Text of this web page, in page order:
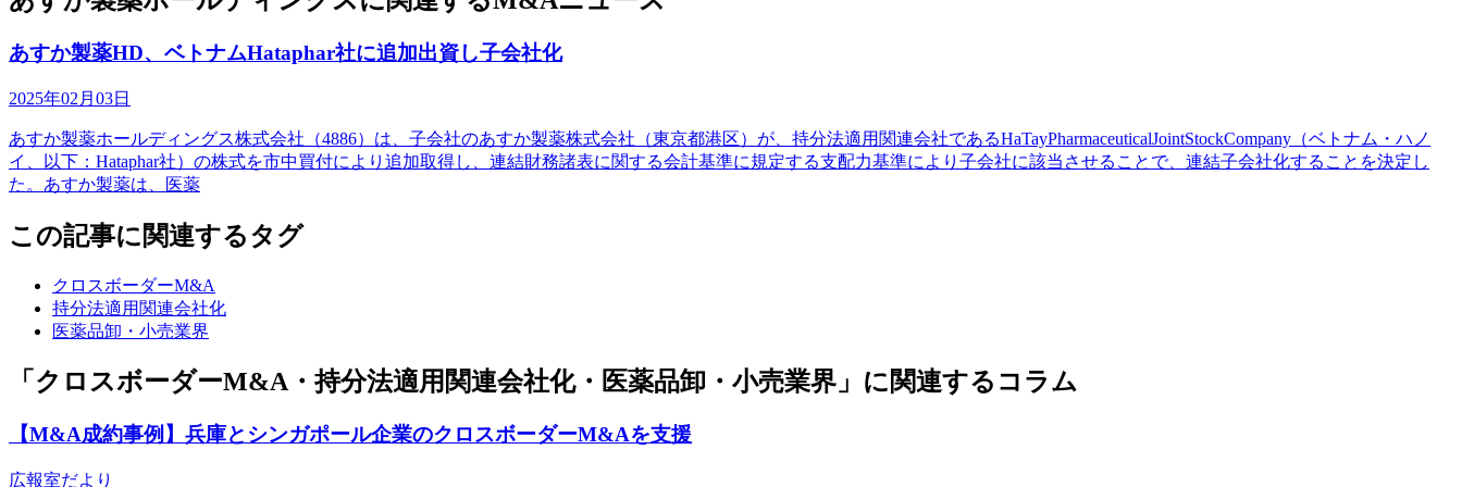
あすか製薬HD、ベトナムHataphar社に追加出資し子会社化
2025年02月03日
あすか製薬ホールディングス株式会社（4886）は、子会社のあすか製薬株式会社（東京都港区）が、持分法適用関連会社であるHaTayPharmaceuticalJointStockCompany（ベトナム・ハノ
イ、以下：Hataphar社）の株式を市中買付により追加取得し、連結財務諸表に関する会計基準に規定する支配力基準により子会社に該当させることで、連結子会社化することを決定し
た。あすか製薬は、医薬
この記事に関連するタグ
クロスボーダーM&A
持分法適用関連会社化
医薬品卸・小売業界
「クロスボーダーM&A・持分法適用関連会社化・医薬品卸・小売業界」に関連するコラム
【M&A成約事例】兵庫とシンガポール企業のクロスボーダーM&Aを支援
広報室だより